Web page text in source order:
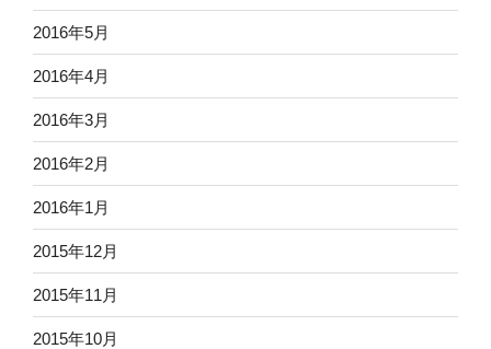
2016年5月
2016年4月
2016年3月
2016年2月
2016年1月
2015年12月
2015年11月
2015年10月